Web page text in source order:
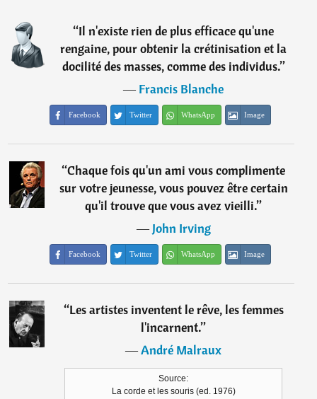
“Il n'existe rien de plus efficace qu'une
rengaine, pour obtenir la crétinisation et la
docilité des masses, comme des individus.”
―Francis Blanche
Facebook Twitter WhatsApp Image
“Chaque fois qu'un ami vous complimente
sur votre jeunesse, vous pouvez être certain
qu'il trouve que vous avez vieilli.”
―John Irving
Facebook Twitter WhatsApp Image
“Les artistes inventent le rêve, les femmes
l'incarnent.”
―André Malraux
Source:
La corde et les souris (ed. 1976)